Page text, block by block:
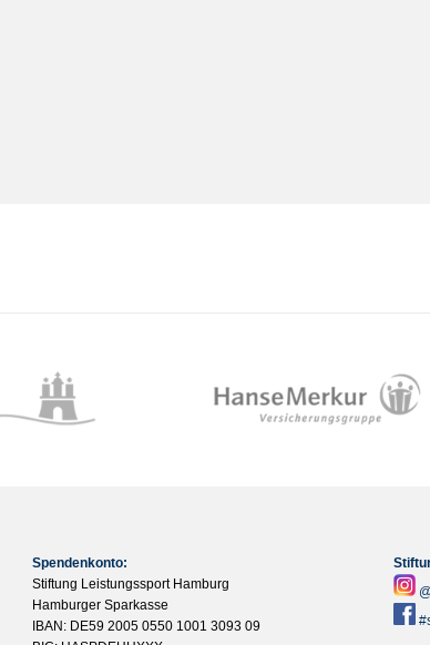
Spendenkonto:
Stiftung Leistungssport Hamburg
Hamburger Sparkasse
IBAN: DE59 2005 0550 1001 3093 09